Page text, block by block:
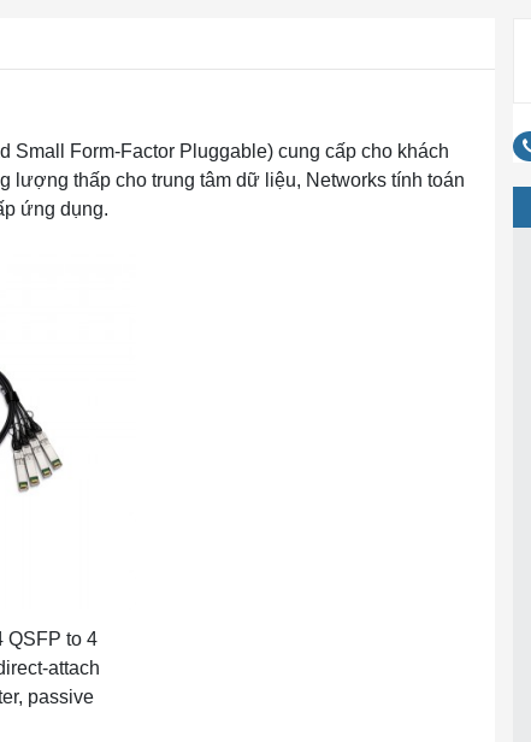
Small Form-Factor Pluggable) cung cấp cho khách
lượng thấp cho trung tâm dữ liệu, Networks tính toán
ứng dụng.
QSFP to 4
attach
passive